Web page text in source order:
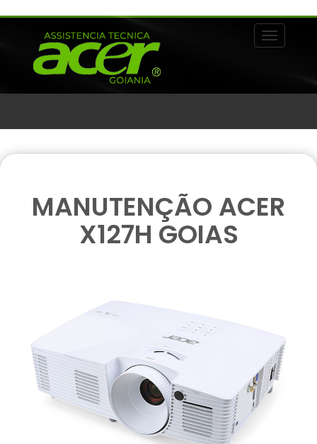
Alternar
MANUTENÇÃO ACER
X127H GOIAS